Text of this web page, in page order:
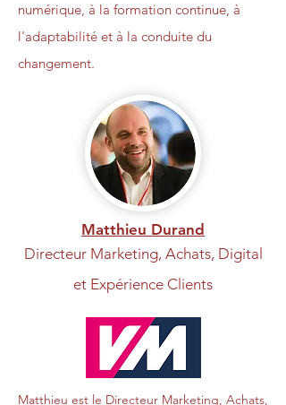
numérique, à la formation continue, à
l'adaptabilité et à la conduite du
changement.
Matthieu Durand
Directeur Marketing, Achats, Digital
et Expérience Clients
Matthieu est le Directeur Marketing, Achats,